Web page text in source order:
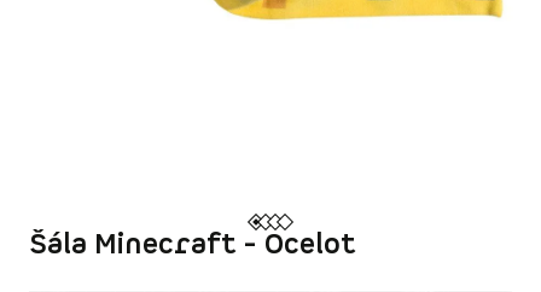
Šála Minecraft - Ocelot